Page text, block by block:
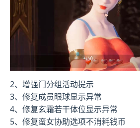
2、增强门分组活动提示
3、修复成员眼球显示异常
4、修复玄霜若干体位显示异常
5、修复蛮女协助选项不消耗钱币